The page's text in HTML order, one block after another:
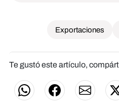
Exportaciones
Te gustó este artículo,